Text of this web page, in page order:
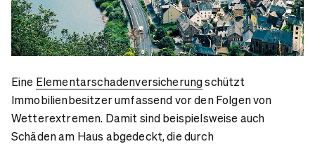
Eine Elementarschadenversicherungschützt
Immobilienbesitzer umfassend vor den Folgen von
Wetterextremen. Damit sind beispielsweise auch
Schäden am Haus abgedeckt, die durch